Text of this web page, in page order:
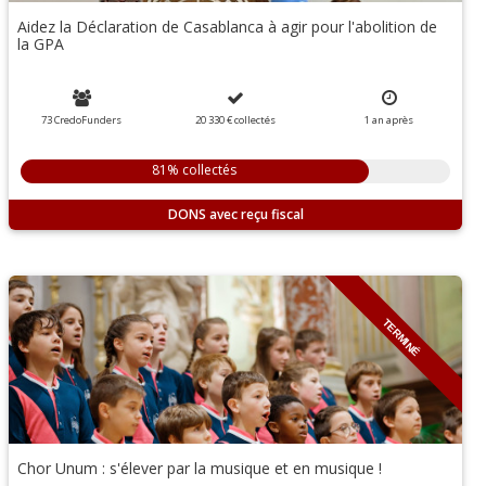
Aidez la Déclaration de Casablanca à agir pour l'abolition de
la GPA
73 CredoFunders 20 330 €collectés 1 an après
81% collectés
DONS
TERMINÉ
Chor Unum : s'élever par la musique et en musique !